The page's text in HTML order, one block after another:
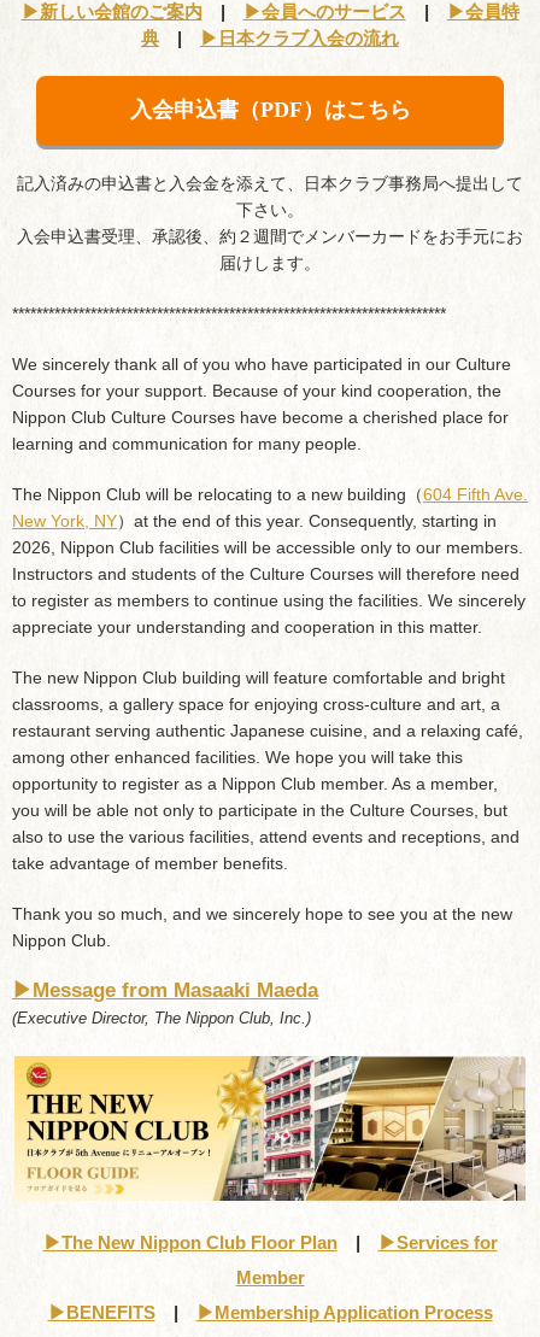
▶︎新しい会館のご案内 | ▶︎会員へのサービス |
▶︎会員特
典 | ▶︎日本クラブ入会の流れ
入会申込書（PDF）はこちら
記入済みの申込書と入会金を添えて、日本クラブ事務局へ提出して
下さい。
入会申込書受理、承認後、約２週間でメンバーカードをお手元にお
届けします。
************************************************************************
We sincerely thank all of you who have participated in our Culture
Courses for your support. Because of your kind cooperation, the
Nippon Club Culture Courses have become a cherished place for
learning and communication for many people.
The Nippon Club will be relocating to a new building（604 Fifth Ave.
New York, NY）at the end of this year. Consequently, starting in
2026, Nippon Club facilities will be accessible only to our members.
Instructors and students of the Culture Courses will therefore need
to register as members to continue using the facilities. We sincerely
appreciate your understanding and cooperation in this matter.
The new Nippon Club building will feature comfortable and bright
classrooms, a gallery space for enjoying cross-culture and art, a
restaurant serving authentic Japanese cuisine, and a relaxing café,
among other enhanced facilities. We hope you will take this
opportunity to register as a Nippon Club member. As a member,
you will be able not only to participate in the Culture Courses, but
also to use the various facilities, attend events and receptions, and
take advantage of member benefits.
Thank you so much, and we sincerely hope to see you at the new
Nippon Club.
︎▶︎Message from Masaaki Maeda
(Executive Director, The Nippon Club, Inc.)
▶︎The New Nippon Club Floor Plan|
▶︎Services for
Member
▶︎BENEFITS| ▶︎Membership Application Process